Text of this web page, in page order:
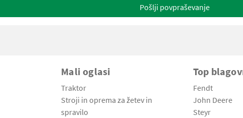
Pošlji povpraševanje
Mali oglasi
Traktor
Stroji in oprema za žetev in
spravilo
Top
Fendt
John Deere
Steyr